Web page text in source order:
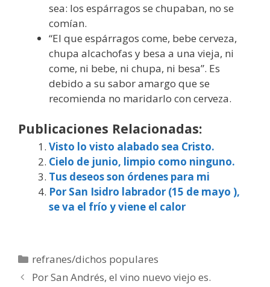
sea: los espárragos se chupaban, no se
comían.
“El que espárragos come, bebe cerveza,
chupa alcachofas y besa a una vieja, ni
come, ni bebe, ni chupa, ni besa”. Es
debido a su sabor amargo que se
recomienda no maridarlo con cerveza.
Publicaciones Relacionadas:
Visto lo visto alabado sea Cristo.
Cielo de junio, limpio como ninguno.
Tus deseos son órdenes para mi
Por San Isidro labrador (15 de mayo ),
se va el frío y viene el calor
Categorías
refranes/dichos populares
Por San Andrés, el vino nuevo viejo es.